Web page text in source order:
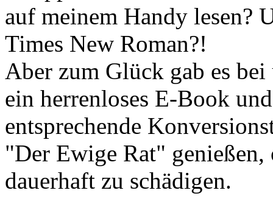
auf meinem Handy lesen?
Times New Roman?!
Aber zum Glück gab es
ein herrenloses E-Book
entsprechende
"Der Ewige Rat" genießen,
dauerhaft zu schädigen.